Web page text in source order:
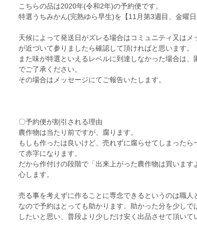
こちらの品は2020年(令和2年)の予約便です。
特選うちみかん(完熟ゆら早生)を【11月第3週目、金曜
天候によって発送日がズレる場合はコミュニティ又は
が近づいて参りましたら確認して頂ければと思います。
また味が特選といえるレベルに到達しなかった場合は
でご了承ください。
その場合はメッセージにてご報告いたします。
〇予約便が割引される理由
農作物は当たり前ですが、腐ります。
もしも作ったは良いけど、売れずに腐らせてしまった
て赤字になります。
だから作付けの段階で「出来上がった農作物は買いま
心します。
売る事を考えずに作ることに専念できるというのは職人
なので予約はとっても助かります。助かった分を少し
したいと思い、普段より少しだけ安く出品させて頂いて